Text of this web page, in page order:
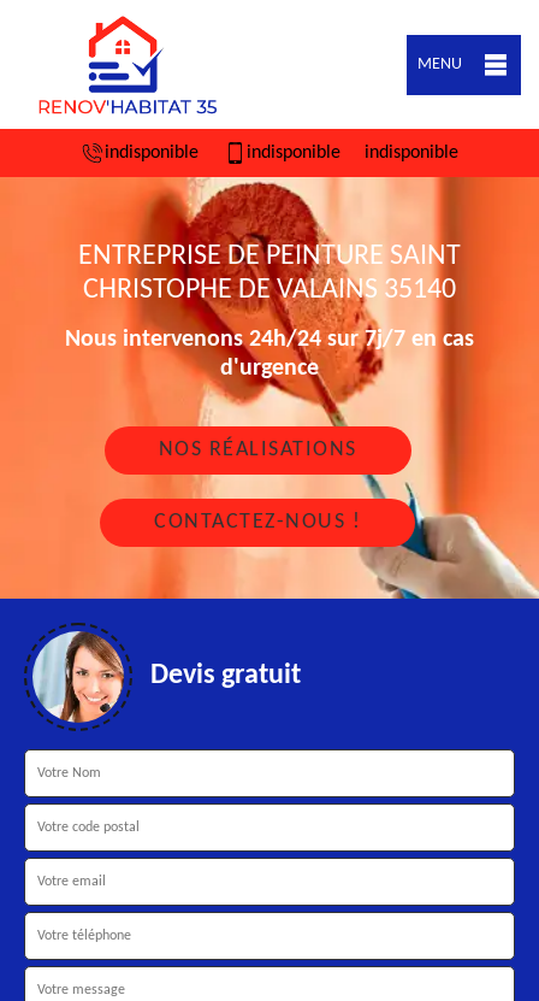
MENU
indisponible indisponible indisponible
ENTREPRISE DE PEINTURE SAINT
CHRISTOPHE DE VALAINS 35140
Nous intervenons 24h/24 sur 7j/7 en cas
d'urgence
NOS RÉALISATIONS
CONTACTEZ-NOUS !
Devis gratuit